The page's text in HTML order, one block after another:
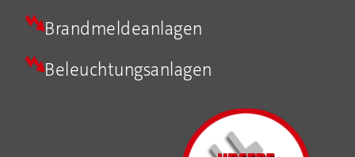
Brandmeldeanlagen
Beleuchtungsanlagen